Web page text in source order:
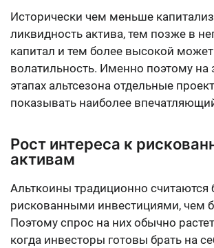
Исторически чем меньше
ликвидность актива, тем позже в
капитал и тем более высокой
волатильность. Именно поэтому
этапах альтсезона отдельные
показывать наиболее
Рост интереса к
активам
Альткоины традиционно считаются
рискованными инвестициями, чем
Поэтому спрос на них обычно
когда инвесторы готовы брать на